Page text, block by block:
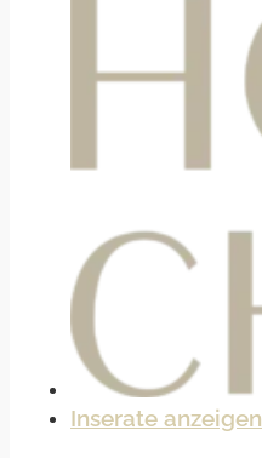
Inserate anzeigen